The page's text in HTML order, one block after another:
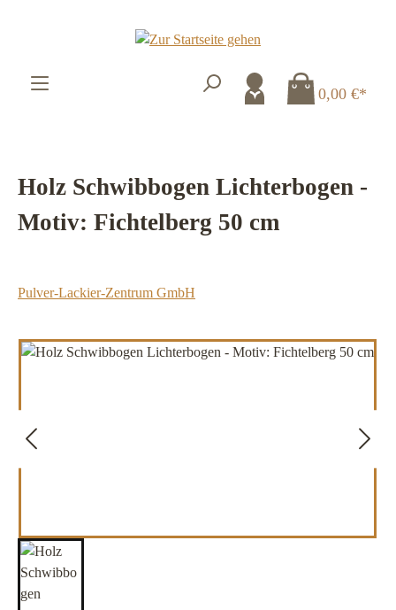
0,00 €*
Holz Schwibbogen Lichterbogen -
Motiv: Fichtelberg 50 cm
Pulver-Lackier-Zentrum GmbH
Bildergalerie überspringen